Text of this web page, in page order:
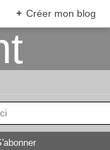
+ Créer mon blog